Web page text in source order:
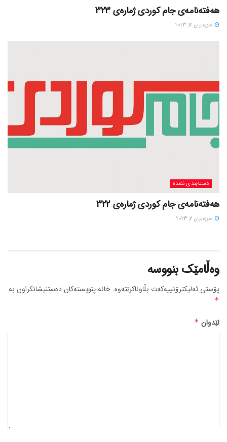
هەفتەنامەی جام کوردی ژمارەی 323
حوزه‌یران 12, 2023
دسته‌بندی نشده
هەفتەنامەی جام کوردی ژمارەی 322
حوزه‌یران 7, 2023
وەڵامێک بنووسە
پۆستی ئەلیکترۆنییەکەت بڵاوناکرێتەوە. خانە پێویستەکان دەستنیشانکراون بە
*
لێدوان *